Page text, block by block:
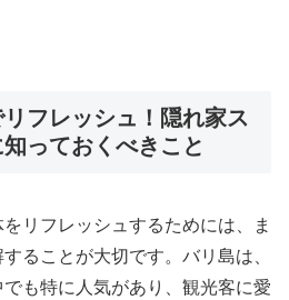
フレッシュ！隠れ家ス
っておくべきこと
リフレッシュするためには、ま
ることが大切です。バリ島は、
も特に人気があり、観光客に愛